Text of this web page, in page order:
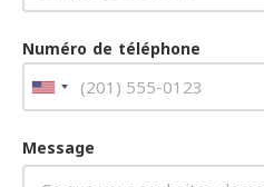
Numéro de téléphone
Message